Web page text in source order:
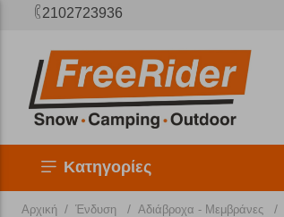
2102723936
Κατηγορίες
Αρχική / Ένδυση / Αδιάβροχα - Μεμβράνες /